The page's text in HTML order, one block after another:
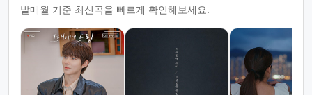
발매월 기준 최신곡을 빠르게 확인해보세요.